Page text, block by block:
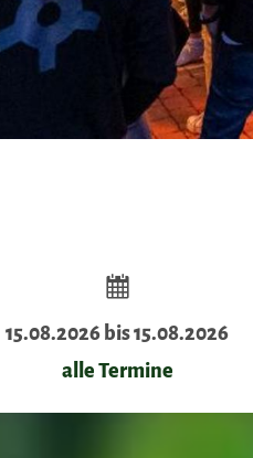
15.08.2026 bis 15.08.2026
alle Termine